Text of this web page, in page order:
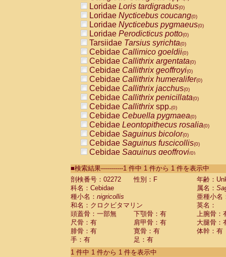
Loridae Loris tardigradus(0)
Loridae Nycticebus coucang(0)
Loridae Nycticebus pygmaeus(0)
Loridae Perodicticus potto(0)
Tarsiidae Tarsius syrichta(0)
Cebidae Callimico goeldii(0)
Cebidae Callithrix argentata(0)
Cebidae Callithrix geoffroyi(0)
Cebidae Callithrix humeralifer(0)
Cebidae Callithrix jacchus(0)
Cebidae Callithrix penicillata(0)
Cebidae Callithrixspp.(0)
Cebidae Cebuella pygmaea(0)
Cebidae Leontopithecus rosalia(0)
Cebidae Saguinus bicolor(0)
Cebidae Saguinus fuscicollis(0)
Cebidae Saguinus geoffroyi(0)
CebidaeSaguinus labiatus(0)
Cebidae Saguinus leucopus (0)
Cebidae
CebidaeSaguinus mystax
CebidaeSaguinus nigricollis (1)
Cebidae Saguinus oedipus
Cebidae Saguinus weddelli
Cebidae Saguinusspp.
Cebidae Aotus trivirgatus
Cebidae Cebus albifrons
■検索結果-----------1 件中 1 件から 1 件を表示中
剖検番号：02272
性別：F
年齢：
科名：Cebidae
属名：
種小名： nigricollis
亜種小名
和名：クロクビタマリン
英名：
頭蓋骨：一部無
下顎骨：有
上腕骨：
尺骨：有
肩甲骨：有
大腿骨：
腓骨：有
寛骨：有
体幹：有
手：有
足：有
1 件中 1 件から 1 件を表示中